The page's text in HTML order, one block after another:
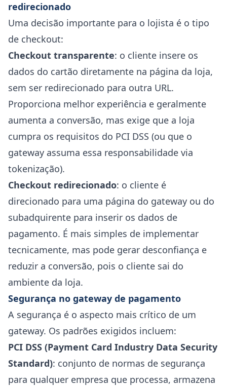
redirecionado
Uma decisão importante para o lojista é o tipo
de checkout:
Checkout transparente: o cliente insere os
dados do cartão diretamente na página da loja,
sem ser redirecionado para outra URL.
Proporciona melhor experiência e geralmente
aumenta a conversão, mas exige que a loja
cumpra os requisitos do PCI DSS (ou que o
gateway assuma essa responsabilidade via
tokenização).
Checkout redirecionado: o cliente é
direcionado para uma página do gateway ou do
subadquirente para inserir os dados de
pagamento. É mais simples de implementar
tecnicamente, mas pode gerar desconfiança e
reduzir a conversão, pois o cliente sai do
ambiente da loja.
Segurança no gateway de pagamento
A segurança é o aspecto mais crítico de um
gateway. Os padrões exigidos incluem:
PCI DSS (Payment Card Industry Data Security
Standard): conjunto de normas de segurança
para qualquer empresa que processa, armazena